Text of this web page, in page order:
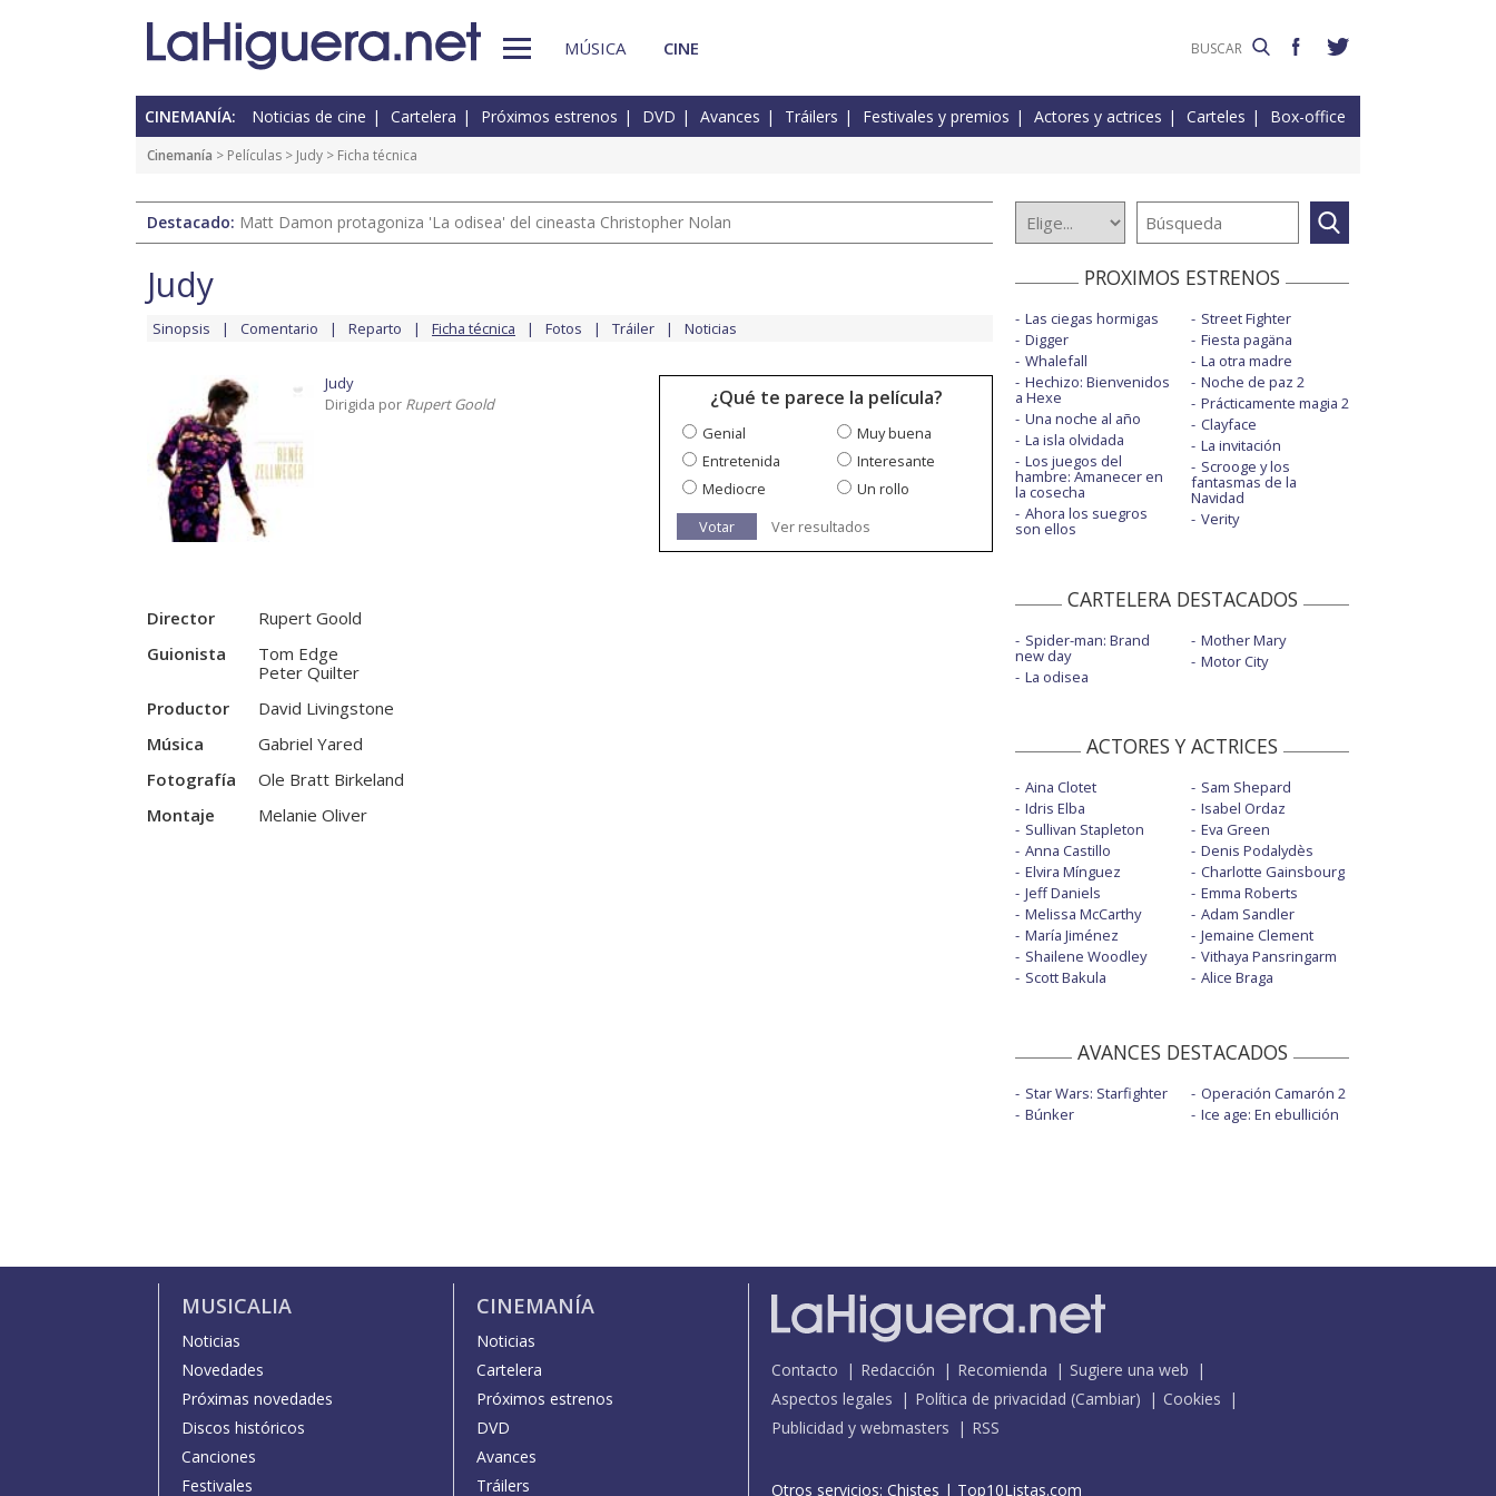
MÚSICA CINE
CINEMANÍA: Noticias de cine Cartelera Próximos estrenos DVD Avances Tráilers Festivales y premios Actores y actrices Carteles Box-office
Cinemanía > Películas > Judy > Ficha técnica
Destacado: Matt Damon protagoniza 'La odisea' del cineasta Christopher Nolan
Judy
Sinopsis Comentario Reparto Ficha técnica Fotos Tráiler Noticias
Judy
Dirigida por Rupert Goold ¿Qué te parece la película?
Genial
Muy buena
Entretenida
Interesante
Mediocre
Un rollo
Votar
Ver resultados
Director
Rupert Goold
Guionista
Tom Edge
Peter Quilter
Productor
David Livingstone
Música
Gabriel Yared
Fotografía
Ole Bratt Birkeland
Montaje
Melanie Oliver
PROXIMOS ESTRENOS
Las ciegas hormigas
Digger
Whalefall
Hechizo: Bienvenidos
a Hexe
Una noche al año
La isla olvidada
Los juegos del
hambre: Amanecer en
la cosecha
Ahora los suegros
son ellos
Street Fighter
Fiesta pagäna
La otra madre
Noche de paz 2
Prácticamente magia 2
Clayface
La invitación
Scrooge y los
fantasmas de la
Navidad
Verity
CARTELERA DESTACADOS
Spider-man: Brand
new day
La odisea
Mother Mary
Motor City
ACTORES Y ACTRICES
Aina Clotet
Idris Elba
Sullivan Stapleton
Anna Castillo
Elvira Mínguez
Jeff Daniels
Melissa McCarthy
María Jiménez
Shailene Woodley
Scott Bakula
Sam Shepard
Isabel Ordaz
Eva Green
Denis Podalydès
Charlotte Gainsbourg
Emma Roberts
Adam Sandler
Jemaine Clement
Vithaya Pansringarm
Alice Braga
AVANCES DESTACADOS
Star Wars: Starfighter
Búnker
Operación Camarón 2
Ice age: En ebullición
MUSICALIA
Noticias
Novedades
Próximas novedades
Discos históricos
Canciones
Festivales
CINEMANÍA
Noticias
Cartelera
Próximos estrenos
DVD
Avances
Tráilers
Contacto Redacción Recomienda
Sugiere una web
Aspectos legales
Política de privacidad (Cambiar)
Cookies
Publicidad y webmasters
RSS
Otros servicios: Chistes | Top10Listas.com